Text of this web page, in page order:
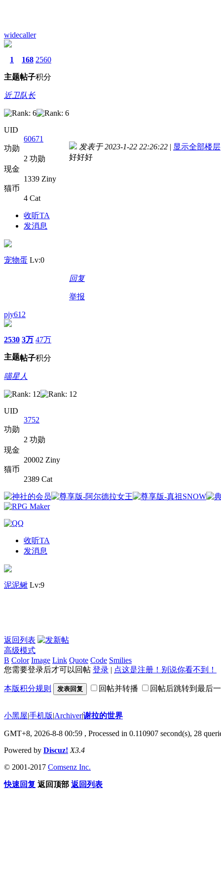
widecaller
1
主题
168
帖子
2560
积分
近卫队长
UID
60671
功勋
2 功勋
现金
1339 Ziny
猫币
4 Cat
收听TA
发消息
宠物蛋 Lv:0
发表于 2023-1-22 22:26:22 | 显示全部楼层
好好好
回复
举报
pjy612
2530
主题
3万
帖子
47万
积分
喵星人
UID
3752
功勋
2 功勋
现金
20002 Ziny
猫币
2389 Cat
收听TA
发消息
泥泥鳅 Lv:9
返回列表
高级模式
B Color Image Link Quote Code Smilies
您需要登录后才可以回帖 登录 | 点这是注册！别说你看不到！
本版积分规则 发表回复 回帖并转播 回帖后跳转到最后
小黑屋|手机版|Archiver|谢拉的世界
GMT+8, 2026-8-8 00:59 , Processed in 0.110907 second(s), 28
Powered by Discuz! X3.4
© 2001-2017 Comsenz Inc.
快速回复 返回顶部 返回列表